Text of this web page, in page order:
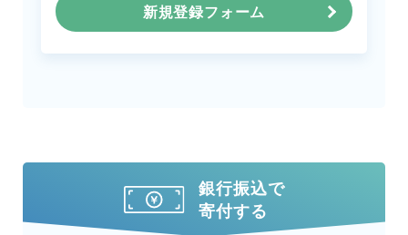
新規登録フォーム
銀行振込で
寄付する